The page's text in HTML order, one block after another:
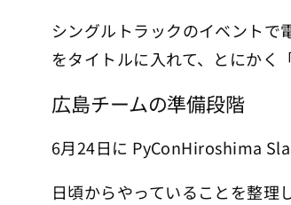
シングルトラックのイベントで
をタイトルに入れて、とにかく
広島チームの準備段階
6月24日に PyConHiroshima
日頃からやっていることを整理